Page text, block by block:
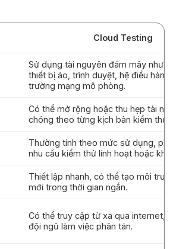
Cloud Testing
Sử dụng tài nguyên đám mây như
thiết bị ảo, trình duyệt, hệ điều hành
trường mạng mô phỏng.
Có thể mở rộng hoặc thu hẹp tài
chóng theo từng kịch bản kiểm thử.
Thường tính theo mức sử dụng,
nhu cầu kiểm thử linh hoạt hoặc
Thiết lập nhanh, có thể tạo môi
mới trong thời gian ngắn.
Có thể truy cập từ xa qua internet,
đội ngũ làm việc phân tán.